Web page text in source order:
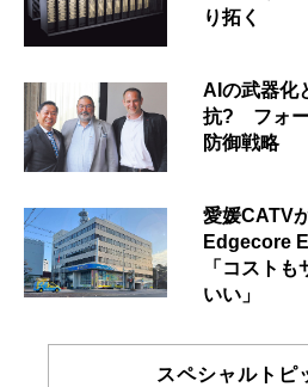
り拓く
AIの武器化
抗? フォー
防御戦略
愛媛CATV
Edgecore
「コスト
いい」
スペシャルトピ